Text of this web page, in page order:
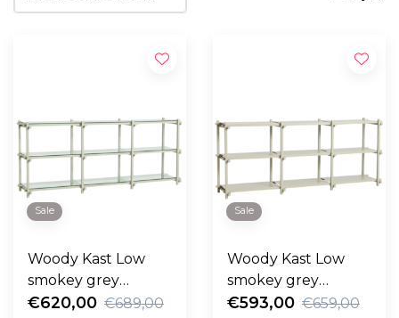
Sale
Woody Kast Low
smokey grey
beuken, helder glas
€620,00 €689,00
Sale
Woody Kast Low
smokey grey
beuken
€593,00 €659,00